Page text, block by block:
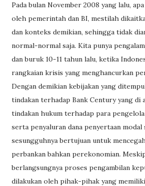
Pada bulan November 2008 yang lalu,
oleh pemerintah dan BI, mestilah
dan konteks demikian, sehingga tidak
normal-normal saja. Kita punya
dan buruk 10-11 tahun lalu, ketika
rangkaian krisis yang menghancurkan
Dengan demikian kebijakan yang
tindakan terhadap Bank Century yang di
tindakan hukum terhadap para
serta penyaluran dana penyertaan modal
sesungguhnya bertujuan untuk
perbankan bahkan perekonomian.
berlangsungnya proses pengambilan
dilakukan oleh pihak-pihak yang